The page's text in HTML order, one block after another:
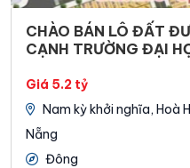
CHÀO BÁN LÔ ĐẤT
CẠNH TRƯỜNG ĐẠI
Giá 5.2 tỷ
Nam kỳ khởi nghĩa, Hoà
Nẵng
Đông